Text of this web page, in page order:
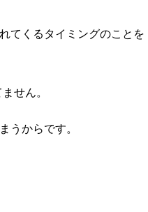
てくるタイミングのことを
せん。
うからです。